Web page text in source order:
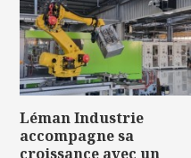
Léman Industrie
accompagne sa
croissance avec un